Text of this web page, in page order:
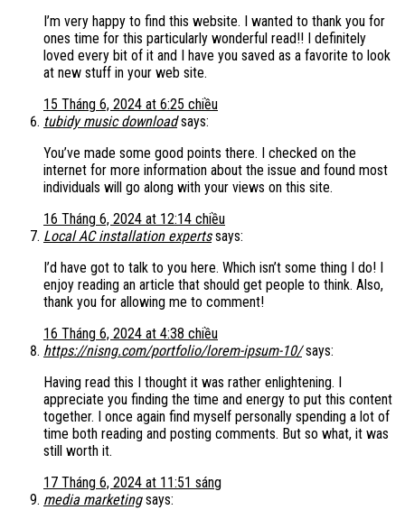
I’m very happy to find this website. I wanted to thank you for
ones time for this particularly wonderful read!! I definitely
loved every bit of it and I have you saved as a favorite to look
at new stuff in your web site.
15 Tháng 6, 2024 at 6:25 chiều
tubidy music download says:
You’ve made some good points there. I checked on the
internet for more information about the issue and found most
individuals will go along with your views on this site.
16 Tháng 6, 2024 at 12:14 chiều
Local AC installation experts says:
I’d have got to talk to you here. Which isn’t some thing I do! I
enjoy reading an article that should get people to think. Also,
thank you for allowing me to comment!
16 Tháng 6, 2024 at 4:38 chiều
https://nisng.com/portfolio/lorem-ipsum-10/ says:
Having read this I thought it was rather enlightening. I
appreciate you finding the time and energy to put this content
together. I once again find myself personally spending a lot of
time both reading and posting comments. But so what, it was
still worth it.
17 Tháng 6, 2024 at 11:51 sáng
media marketing says: